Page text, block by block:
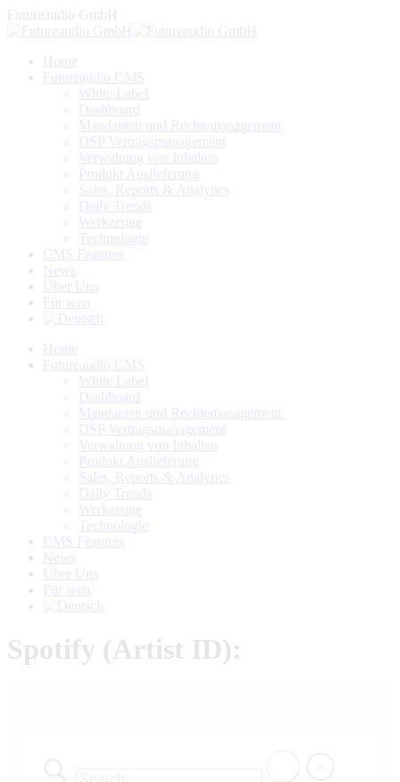
Zum
Inhalt
Futureaudio GmbH
Home
Futureaudio CMS
White Label
Dashboard
Mandanten und Rechtemanagement
DSP Vertragsmanagement
Verwaltung von Inhalten
Produkt Auslieferung
Sales, Reports & Analytics
Daily Trends
Werkzeuge
Technologie
CMS Features
News
Über Uns
Für wen
Linkedin
page
Facebook
page
YouTube
page
Home
Futureaudio CMS
White Label
Dashboard
Mandanten und Rechtemanagement
DSP Vertragsmanagement
Verwaltung von Inhalten
Produkt Auslieferung
Sales, Reports & Analytics
Daily Trends
Werkzeuge
Technologie
CMS Features
News
Über Uns
Für wen
Spotify (Artist ID):